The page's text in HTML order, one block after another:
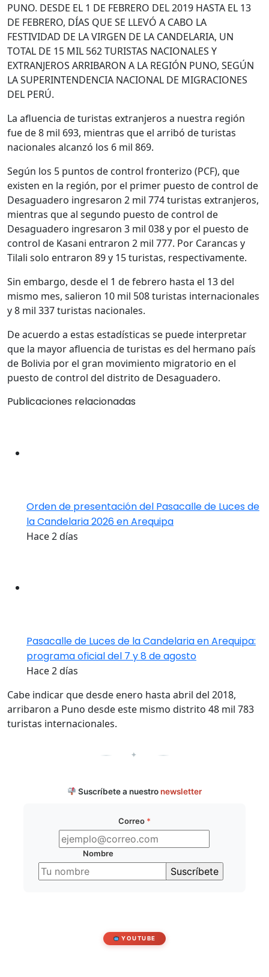
PUNO. DESDE EL 1 DE FEBRERO DEL 2019 HASTA EL 13
DE FEBRERO, DÍAS QUE SE LLEVÓ A CABO LA
FESTIVIDAD DE LA VIRGEN DE LA CANDELARIA, UN
TOTAL DE 15 MIL 562 TURISTAS NACIONALES Y
EXTRANJEROS ARRIBARON A LA REGIÓN PUNO, SEGÚN
LA SUPERINTENDENCIA NACIONAL DE MIGRACIONES
DEL PERÚ.
La afluencia de turistas extranjeros a nuestra región
fue de 8 mil 693, mientras que el arribó de turistas
nacionales alcanzó los 6 mil 869.
Según los 5 puntos de control fronterizo (PCF), que
existen en la región, por el primer puesto de control de
Desaguadero ingresaron 2 mil 774 turistas extranjeros,
mientras que al segundo puesto de control de
Desaguadero ingresaron 3 mil 038 y por el puesto de
control de Kasani entraron 2 mil 777. Por Carancas y
Tilali solo entraron 89 y 15 turistas, respectivamente.
Sin embargo, desde el 1 de febrero hasta el 13 del
mismo mes, salieron 10 mil 508 turistas internacionales
y 8 mil 337 turistas nacionales.
De acuerdo a estas estadísticas se puede interpretar
que la mayor afluencia de turistas es del hermano país
de Bolivia por el gran movimiento migratorio en el
puesto de control del distrito de Desaguadero.
Publicaciones relacionadas
Orden de presentación del Pasacalle de Luces de
la Candelaria 2026 en Arequipa
Hace 2 días
Pasacalle de Luces de la Candelaria en Arequipa:
programa oficial del 7 y 8 de agosto
Hace 2 días
Cabe indicar que desde enero hasta abril del 2018,
arribaron a Puno desde este mismo distrito 48 mil 783
turistas internacionales.
✦
Suscríbete a nuestro newsletter
Correo *
Nombre
YOUTUBE